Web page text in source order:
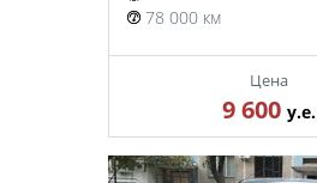
78 000 км
Цена
9 600 у.е.